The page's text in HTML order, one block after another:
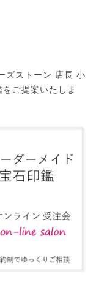
ズストーン 店長 小
ご提案いたしま